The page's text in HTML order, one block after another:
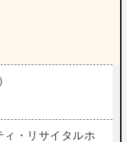
ィ・リサイタルホ